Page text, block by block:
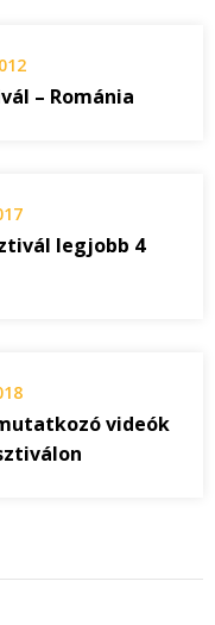
– Románia
legjobb 4
videók